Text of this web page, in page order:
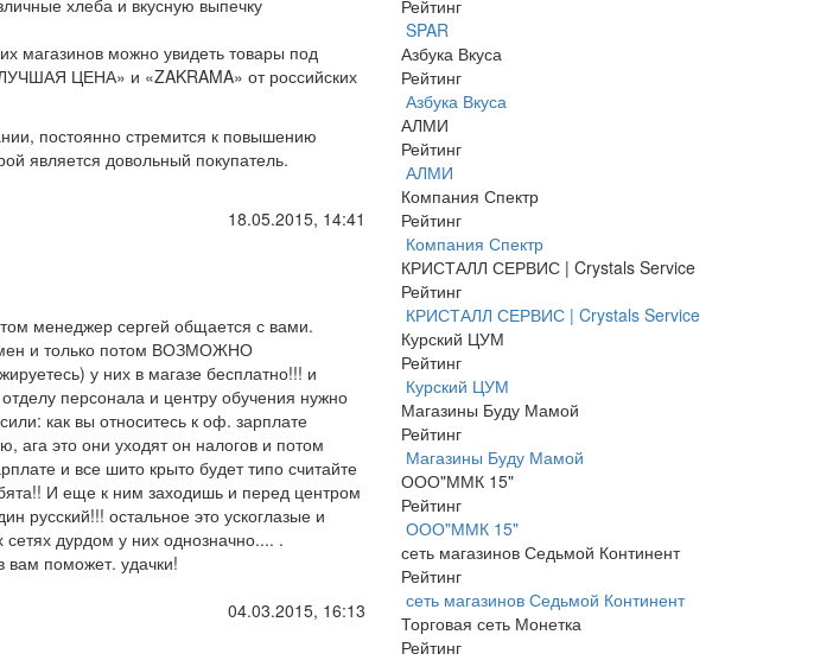
хлеба и вкусную выпечку
магазинов можно увидеть товары под
ЦЕНА» и «ZAKRAMA» от российских
постоянно стремится к повышению
является довольный покупатель.
18.05.2015, 14:41
менеджер сергей общается с вами.
и только потом ВОЗМОЖНО
у них в магазе бесплатно!!! и
персонала и центру обучения нужно
как вы относитесь к оф. зарплате
это они уходят он налогов и потом
и все шито крыто будет типо считайте
И еще к ним заходишь и перед центром
русский!!! остальное это ускоглазые и
сетях дурдом у них однозначно.... .
вам поможет. удачки!
04.03.2015, 16:13
Рейтинг
SPAR
Азбука Вкуса
Рейтинг
Азбука Вкуса
АЛМИ
Рейтинг
АЛМИ
Компания Спектр
Рейтинг
Компания Спектр
КРИСТАЛЛ СЕРВИС | Crystals Service
Рейтинг
КРИСТАЛЛ СЕРВИС | Crystals Service
Курский ЦУМ
Рейтинг
Курский ЦУМ
Магазины Буду Мамой
Рейтинг
Магазины Буду Мамой
ООО"ММК 15"
Рейтинг
ООО"ММК 15"
сеть магазинов Седьмой Континент
Рейтинг
сеть магазинов Седьмой Континент
Торговая сеть Монетка
Рейтинг